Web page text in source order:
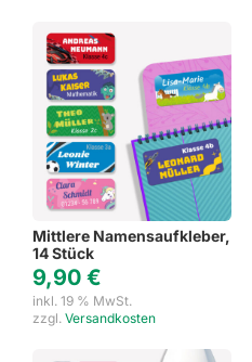
Mittlere Namensaufkleber,
14 Stück
9,90 €
inkl. 19 % MwSt.
zzgl. Versandkosten